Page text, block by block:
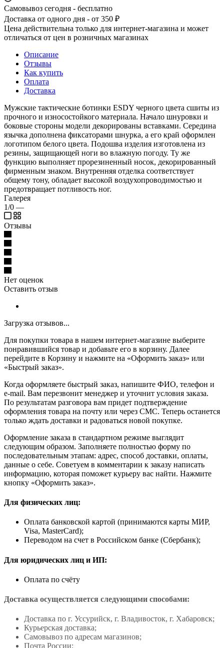
Самовывоз сегодня - бесплатно
Доставка от одного дня - от 350 ₽
Цена действительна только для интернет-магазина и может
отличаться от цен в розничных магазинах
Описание
Отзывы
Как купить
Оплата
Доставка
Мужские тактические ботинки ESDY черного цвета сшиты из
прочного и износостойкого материала. Начало шнуровки и
боковые стороны модели декорированы вставками. Середина
язычка дополнена фиксаторами шнурка, а его край оформлен
логотипом белого цвета. Подошва изделия изготовлена из
резины, защищающей ноги во влажную погоду. Ту же
функцию выполняет прорезиненный носок, декорированный
фирменным знаком. Внутренняя отделка соответствует
общему тону, обладает высокой воздухопроводимостью и
предотвращает потливость ног.
Галерея
1/0 —
Отзывы
Нет оценок
Оставить отзыв
Загрузка отзывов...
Для покупки товара в нашем интернет-магазине выберите
понравившийся товар и добавьте его в корзину. Далее
перейдите в Корзину и нажмите на «Оформить заказ» или
«Быстрый заказ».
Когда оформляете быстрый заказ, напишите ФИО, телефон и
e-mail. Вам перезвонит менеджер и уточнит условия заказа.
По результатам разговора вам придет подтверждение
оформления товара на почту или через СМС. Теперь останется
только ждать доставки и радоваться новой покупке.
Оформление заказа в стандартном режиме выглядит
следующим образом. Заполняете полностью форму по
последовательным этапам: адрес, способ доставки, оплаты,
данные о себе. Советуем в комментарии к заказу написать
информацию, которая поможет курьеру вас найти. Нажмите
кнопку «Оформить заказ».
Для физических лиц:
Оплата банковской картой (принимаются карты МИР,
Visa, MasterCard);
Переводом на счет в Российском банке (Сбербанк);
Для юридических лиц и ИП:
Оплата по счёту
Доставка осуществляется следующими способами:
Доставка по г. Уссурийск, г. Владивосток, г. Хабаровск;
Курьерская доставка;
Самовывоз по адресам магазинов;
Почта России;